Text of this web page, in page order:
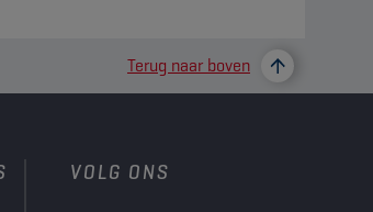
Terug naar boven
VOLG ONS